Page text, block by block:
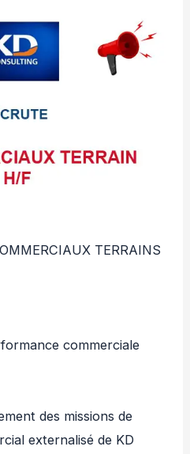
TERRAINS
commerciale
des missions de
externalisé de KD